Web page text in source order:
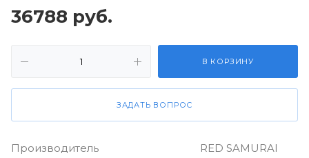
36788 руб.
В КОРЗИНУ
ЗАДАТЬ ВОПРОС
Производитель
RED SAMURAI